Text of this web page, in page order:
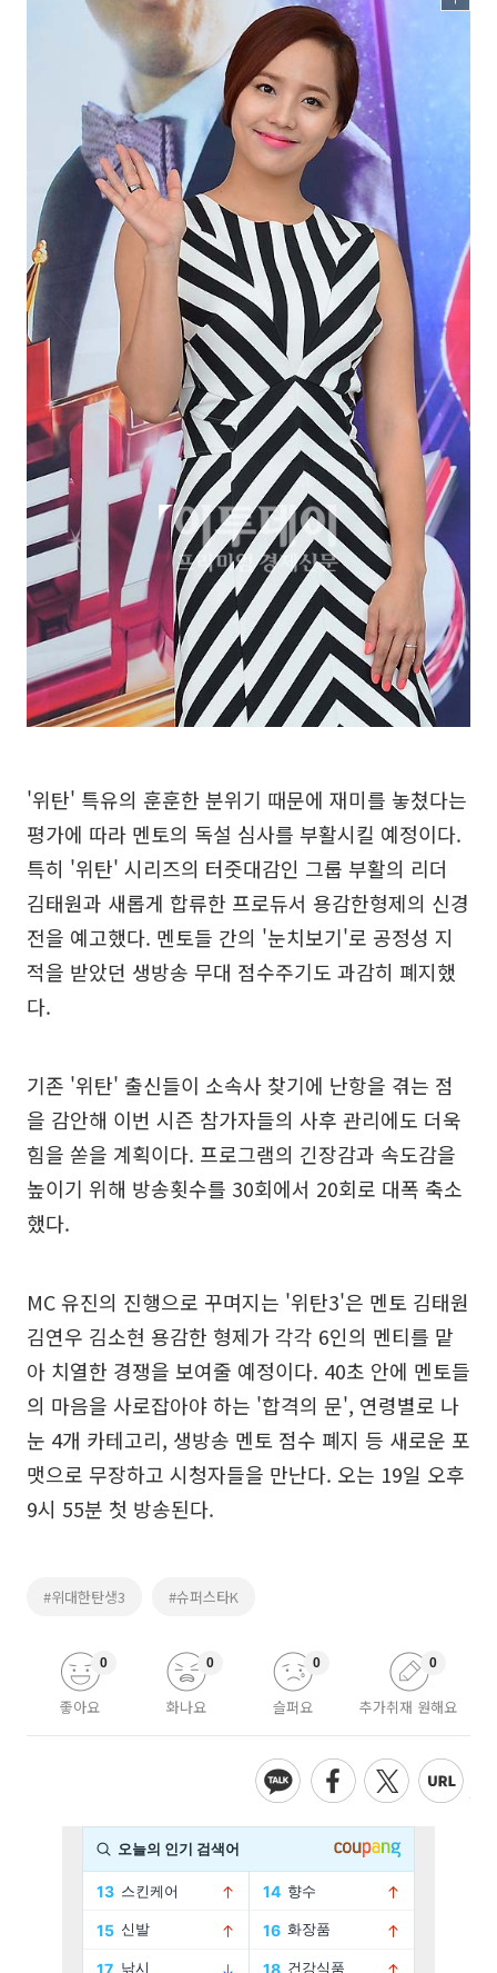
'위탄' 특유의 훈훈한 분위기 때문에 재미를 놓쳤다는
평가에 따라 멘토의 독설 심사를 부활시킬 예정이다.
특히 '위탄' 시리즈의 터줏대감인 그룹 부활의 리더
김태원과 새롭게 합류한 프로듀서 용감한형제의 신경
전을 예고했다. 멘토들 간의 '눈치보기'로 공정성 지
적을 받았던 생방송 무대 점수주기도 과감히 폐지했
다.
기존 '위탄' 출신들이 소속사 찾기에 난항을 겪는 점
을 감안해 이번 시즌 참가자들의 사후 관리에도 더욱
힘을 쏟을 계획이다. 프로그램의 긴장감과 속도감을
높이기 위해 방송횟수를 30회에서 20회로 대폭 축소
했다.
MC 유진의 진행으로 꾸며지는 '위탄3'은 멘토 김태원
김연우 김소현 용감한 형제가 각각 6인의 멘티를 맡
아 치열한 경쟁을 보여줄 예정이다. 40초 안에 멘토들
의 마음을 사로잡아야 하는 '합격의 문', 연령별로 나
눈 4개 카테고리, 생방송 멘토 점수 폐지 등 새로운 포
맷으로 무장하고 시청자들을 만난다. 오는 19일 오후
9시 55분 첫 방송된다.
#위대한탄생3 #슈퍼스타K
좋아요
0
화나요
0
슬퍼요
0
추가취재 원해요
0